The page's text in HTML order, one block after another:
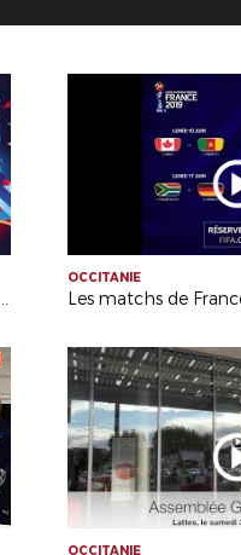
Animation Coupe du Monde Féminine le 08/12
OCCITANIE
OCCITANIE